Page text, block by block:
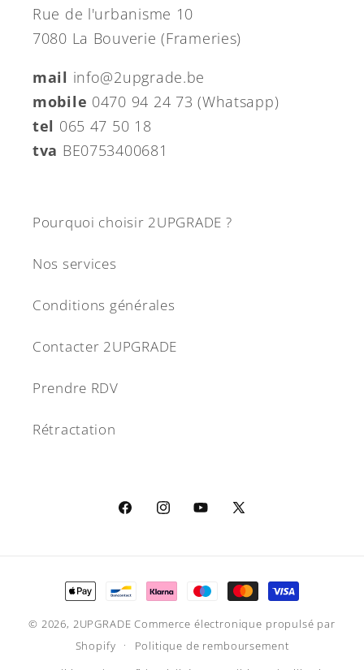
Rue de l'urbanisme 10
7080 La Bouverie (Frameries)
mail info@2upgrade.be
mobile 0470 94 24 73 (Whatsapp)
tel 065 47 50 18
tva BE0753400681
Pourquoi choisir 2UPGRADE ?
Nos services
Conditions générales
Contacter 2UPGRADE
Prendre RDV
Rétractation
FacebookInstagramYouTube
X
Moyens
de
paiement
© 2026, 2UPGRADE Commerce électronique propulsé par
Shopify
Politique de remboursement